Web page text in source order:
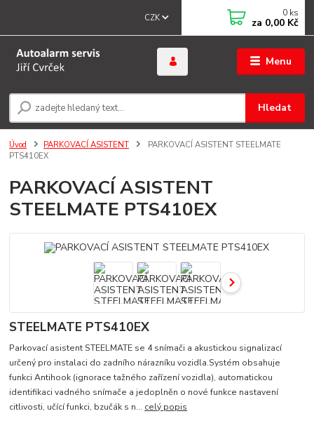
Menu
CZK
Hledat
0 ks
za 0,00 Kč
Úvod PARKOVACÍ ASISTENT
PARKOVACÍ ASISTENT STEELMATE
PTS410EX
PARKOVACÍ ASISTENT
STEELMATE PTS410EX
STEELMATE PTS410EX
Parkovací asistent STEELMATE se 4 snímači a akustickou signalizací
určený pro instalaci do zadního nárazníku vozidla.Systém obsahuje
funkci Antihook (ignorace tažného zařízení vozidla), automatickou
identifikaci vadného snímače a jedoplněn o nové funkce nastavení
citlivosti, učící funkci, bzučák s n... celý popis